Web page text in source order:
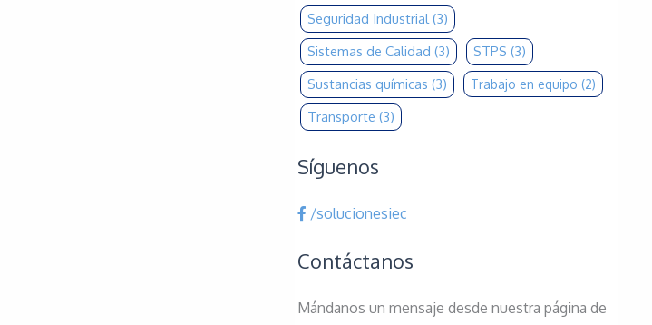
Seguridad Industrial(3)
Sistemas de Calidad (3) STPS (3)
Sustancias químicas (3) Trabajo en equipo (2)
Transporte (3)
Síguenos
/solucionesiec
Contáctanos
Mándanos un mensaje desde nuestra página de